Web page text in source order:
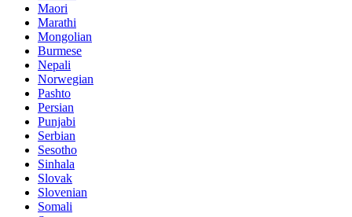
Maori
Marathi
Mongolian
Burmese
Nepali
Norwegian
Pashto
Persian
Punjabi
Serbian
Sesotho
Sinhala
Slovak
Slovenian
Somali